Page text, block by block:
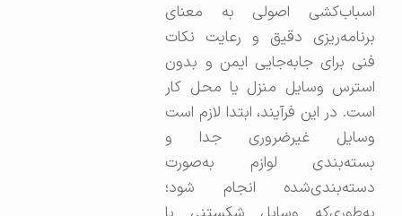
اسباب‌کشی اصولی به معنای
برنامه‌ریزی دقیق و رعایت نکات
فنی برای جابه‌جایی ایمن و بدون
استرس وسایل منزل یا محل کار
است. در این فرآیند، ابتدا لازم است
وسایل غیرضروری جدا و
بسته‌بندی لوازم به‌صورت
دسته‌بندی‌شده انجام شود؛